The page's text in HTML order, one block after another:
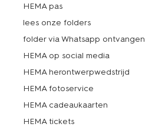
HEMA pas
lees onze folders
folder via Whatsapp ontvangen
HEMA op social media
HEMA herontwerpwedstrijd
HEMA fotoservice
HEMA cadeaukaarten
HEMA tickets